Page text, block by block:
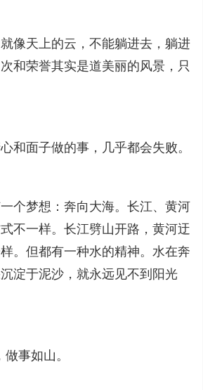
天上的云，不能躺进去，躺进
和荣誉其实是道美丽的风景，只
面子做的事，几乎都会失败。
梦想：奔向大海。长江、黄河
不一样。长江劈山开路，黄河迂
。但都有一种水的精神。水在奔
淀于泥沙，就永远见不到阳光
事如山。